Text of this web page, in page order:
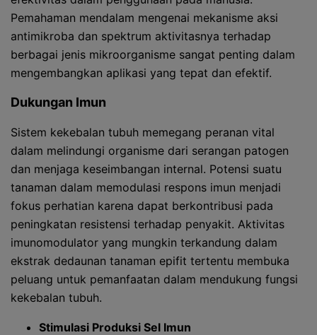
Pemahaman mendalam mengenai mekanisme aksi
antimikroba dan spektrum aktivitasnya terhadap
berbagai jenis mikroorganisme sangat penting dalam
mengembangkan aplikasi yang tepat dan efektif.
Dukungan Imun
Sistem kekebalan tubuh memegang peranan vital
dalam melindungi organisme dari serangan patogen
dan menjaga keseimbangan internal. Potensi suatu
tanaman dalam memodulasi respons imun menjadi
fokus perhatian karena dapat berkontribusi pada
peningkatan resistensi terhadap penyakit. Aktivitas
imunomodulator yang mungkin terkandung dalam
ekstrak dedaunan tanaman epifit tertentu membuka
peluang untuk pemanfaatan dalam mendukung fungsi
kekebalan tubuh.
Stimulasi Produksi Sel Imun